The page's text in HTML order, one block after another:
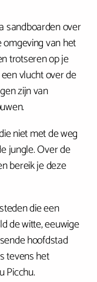
sandboarden over
omgeving van het
trotseren op je
vlucht over de
zijn van
niet met de weg
jungle. Over de
bereik je deze
die een
de witte, eeuwige
hoofdstad
tevens het
Picchu.